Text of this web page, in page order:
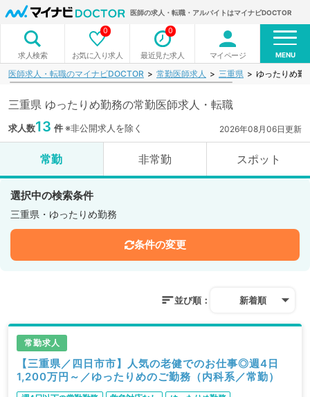
医師の求人・転職・アルバイトはマイナビDOCTOR
求人検索 お気に入り求人
0
最近見た求人
0
マイページ MENU
医師求人・転職のマイナビDOCTOR 常勤医師求人 三重県 ゆったりめ勤
三重県 ゆったりめ勤務の常勤医師求人・転職
求人数13 件※非公開求人を除く 2026年08月06日更新
常勤 非常勤 スポット
選択中の検索条件
三重県・ゆったりめ勤務
条件の変更
並び順： 新着順
常勤求人
【三重県／四日市市】人気の老健でのお仕事◎週4日
1,200万円～／ゆったりめのご勤務（内科系／常勤）